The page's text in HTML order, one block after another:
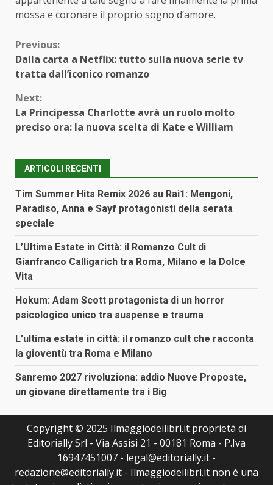
mossa e coronare il proprio sogno d’amore.
Continue
Reading
Previous:
Dalla carta a Netflix: tutto sulla nuova serie tv
tratta dall’iconico romanzo
Next:
La Principessa Charlotte avrà un ruolo molto
preciso ora: la nuova scelta di Kate e William
ARTICOLI RECENTI
Tim Summer Hits Remix 2026 su Rai1: Mengoni,
Paradiso, Anna e Sayf protagonisti della serata
speciale
L’Ultima Estate in Città: il Romanzo Cult di
Gianfranco Calligarich tra Roma, Milano e la Dolce
Vita
Hokum: Adam Scott protagonista di un horror
psicologico unico tra suspense e trauma
L’ultima estate in città: il romanzo cult che racconta
la gioventù tra Roma e Milano
Sanremo 2027 rivoluziona: addio Nuove Proposte,
un giovane direttamente tra i Big
Copyright © 2025 Ilmaggiodeilibri.it proprietà di
Editorially Srl - Via Assisi 21 - 00181 Roma - P.Iva
16947451007 - legal@editorially.it -
redazione@editorially.it - Ilmaggiodeilibri.it non è una